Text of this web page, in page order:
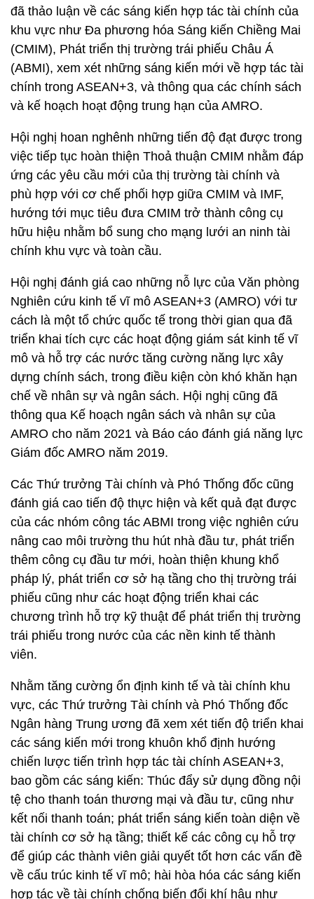
đã thảo luận về các sáng kiến hợp tác tài chính của
khu vực như Đa phương hóa Sáng kiến Chiềng Mai
(CMIM), Phát triển thị trường trái phiếu Châu Á
(ABMI), xem xét những sáng kiến mới về hợp tác tài
chính trong ASEAN+3, và thông qua các chính sách
và kế hoạch hoạt động trung hạn của AMRO.
Hội nghị hoan nghênh những tiến độ đạt được trong
việc tiếp tục hoàn thiện Thoả thuận CMIM nhằm đáp
ứng các yêu cầu mới của thị trường tài chính và
phù hợp với cơ chế phối hợp giữa CMIM và IMF,
hướng tới mục tiêu đưa CMIM trở thành công cụ
hữu hiệu nhằm bổ sung cho mạng lưới an ninh tài
chính khu vực và toàn cầu.
Hội nghị đánh giá cao những nỗ lực của Văn phòng
Nghiên cứu kinh tế vĩ mô ASEAN+3 (AMRO) với tư
cách là một tổ chức quốc tế trong thời gian qua đã
triển khai tích cực các hoạt động giám sát kinh tế vĩ
mô và hỗ trợ các nước tăng cường năng lực xây
dựng chính sách, trong điều kiện còn khó khăn hạn
chế về nhân sự và ngân sách. Hội nghị cũng đã
thông qua Kế hoạch ngân sách và nhân sự của
AMRO cho năm 2021 và Báo cáo đánh giá năng lực
Giám đốc AMRO năm 2019.
Các Thứ trưởng Tài chính và Phó Thống đốc cũng
đánh giá cao tiến độ thực hiện và kết quả đạt được
của các nhóm công tác ABMI trong việc nghiên cứu
nâng cao môi trường thu hút nhà đầu tư, phát triển
thêm công cụ đầu tư mới, hoàn thiện khung khổ
pháp lý, phát triển cơ sở hạ tầng cho thị trường trái
phiếu cũng như các hoạt động triển khai các
chương trình hỗ trợ kỹ thuật để phát triển thị trường
trái phiếu trong nước của các nền kinh tế thành
viên.
Nhằm tăng cường ổn định kinh tế và tài chính khu
vực, các Thứ trưởng Tài chính và Phó Thống đốc
Ngân hàng Trung ương đã xem xét tiến độ triển khai
các sáng kiến mới trong khuôn khổ định hướng
chiến lược tiến trình hợp tác tài chính ASEAN+3,
bao gồm các sáng kiến: Thúc đẩy sử dụng đồng nội
tệ cho thanh toán thương mại và đầu tư, cũng như
kết nối thanh toán; phát triển sáng kiến toàn diện về
tài chính cơ sở hạ tầng; thiết kế các công cụ hỗ trợ
để giúp các thành viên giải quyết tốt hơn các vấn đề
về cấu trúc kinh tế vĩ mô; hài hòa hóa các sáng kiến
hợp tác về tài chính chống biến đổi khí hậu như